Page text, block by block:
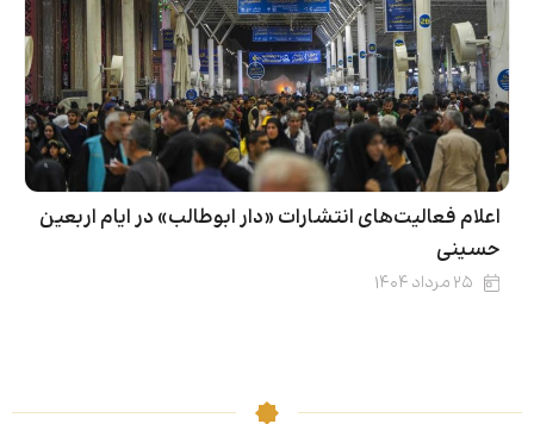
اعلام فعالیت‌های انتشارات «دار ابوطالب» در ایام اربعین
حسینی
۲۵ مرداد ۱۴۰۴